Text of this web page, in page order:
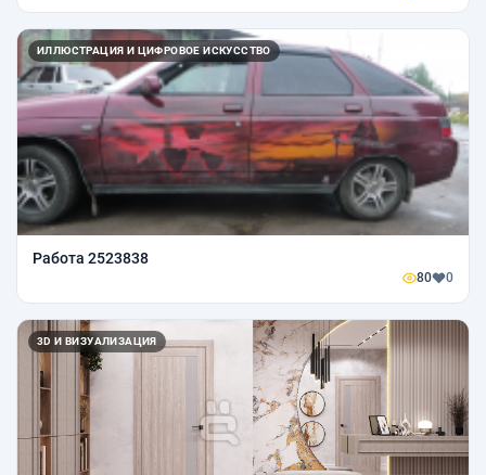
ИЛЛЮСТРАЦИЯ И ЦИФРОВОЕ ИСКУССТВО
Работа 2523838
80 0
3D И ВИЗУАЛИЗАЦИЯ